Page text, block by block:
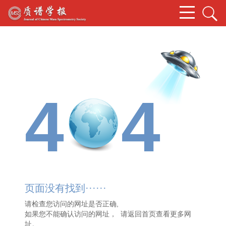
4 4
页面没有找到······
请检查您访问的网址是否正确,
如果您不能确认访问的网址， 请返回首页查看更多网
址。